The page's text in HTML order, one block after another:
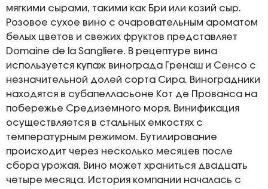
мягкими сырами, такими как Бри или козий сыр.
Розовое сухое вино с очаровательным ароматом
белых цветов и свежих фруктов представляет
Domaine de la Sangliere. В рецептуре вина
используется купаж винограда Гренаш и Сенсо с
незначительной долей сорта Сира. Виноградники
находятся в субапелласьоне Кот де Прованса на
побережье Средиземного моря. Винификация
осуществляется в стальных емкостях с
температурным режимом. Бутилирование
происходит через несколько месяцев после
сбора урожая. Вино может храниться двадцать
четыре месяца. История компании началась с